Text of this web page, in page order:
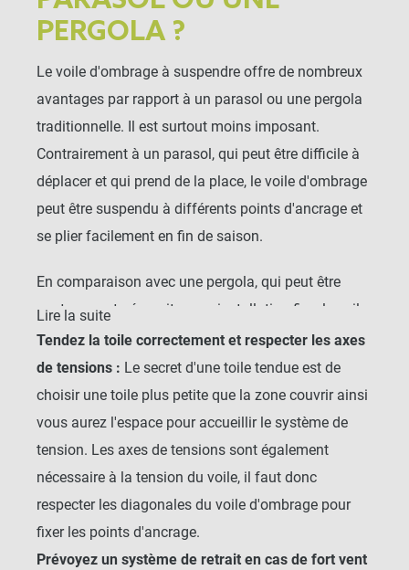
PERGOLA ?
Le voile d'ombrage à suspendre offre de nombreux
avantages par rapport à un parasol ou une pergola
traditionnelle. Il est surtout moins imposant.
Contrairement à un parasol, qui peut être difficile à
déplacer et qui prend de la place, le voile d'ombrage
peut être suspendu à différents points d'ancrage et
se plier facilement en fin de saison.
En comparaison avec une pergola, qui peut être
couteuses et nécessiter une installation fixe, le voile
d'ombrage permet une installation rapide et flexible.
Si vous recherchez un rendu plus naturel, vous
pouvez opter pour un voile d’ombrage coco, qui est
fabriqué à partir de fibres naturelles pour un résultat
Lire la suite
Tendez la toile correctement et respecter les axes
de tensions : Le secret d'une toile tendue est de
choisir une toile plus petite que la zone couvrir ainsi
vous aurez l'espace pour accueillir le système de
tension. Les axes de tensions sont également
nécessaire à la tension du voile, il faut donc
respecter les diagonales du voile d'ombrage pour
fixer les points d'ancrage.
Prévoyez un système de retrait en cas de fort vent